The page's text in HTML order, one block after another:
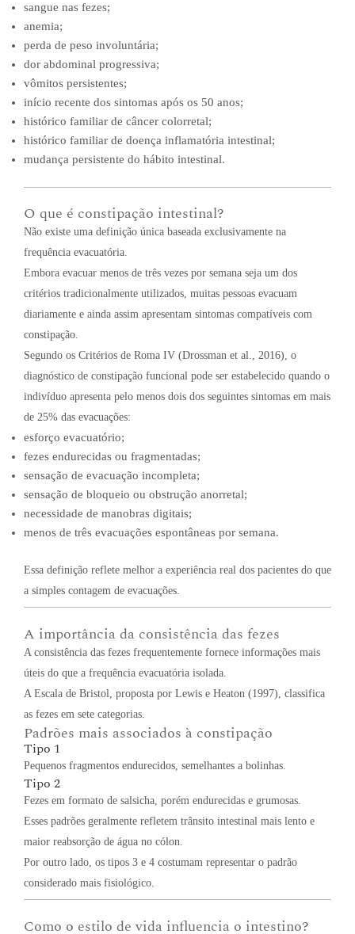
sangue nas fezes;
anemia;
perda de peso involuntária;
dor abdominal progressiva;
vômitos persistentes;
início recente dos sintomas após os 50 anos;
histórico familiar de câncer colorretal;
histórico familiar de doença inflamatória intestinal;
mudança persistente do hábito intestinal.
O que é constipação intestinal?
Não existe uma definição única baseada exclusivamente na
frequência evacuatória.
Embora evacuar menos de três vezes por semana seja um dos
critérios tradicionalmente utilizados, muitas pessoas evacuam
diariamente e ainda assim apresentam sintomas compatíveis com
constipação.
Segundo os Critérios de Roma IV (Drossman et al., 2016), o
diagnóstico de constipação funcional pode ser estabelecido quando o
indivíduo apresenta pelo menos dois dos seguintes sintomas em mais
de 25% das evacuações:
esforço evacuatório;
fezes endurecidas ou fragmentadas;
sensação de evacuação incompleta;
sensação de bloqueio ou obstrução anorretal;
necessidade de manobras digitais;
menos de três evacuações espontâneas por semana.
Essa definição reflete melhor a experiência real dos pacientes do que
a simples contagem de evacuações.
A importância da consistência das fezes
A consistência das fezes frequentemente fornece informações mais
úteis do que a frequência evacuatória isolada.
A Escala de Bristol, proposta por Lewis e Heaton (1997), classifica
as fezes em sete categorias.
Padrões mais associados à constipação
Tipo 1
Pequenos fragmentos endurecidos, semelhantes a bolinhas.
Tipo 2
Fezes em formato de salsicha, porém endurecidas e grumosas.
Esses padrões geralmente refletem trânsito intestinal mais lento e
maior reabsorção de água no cólon.
Por outro lado, os tipos 3 e 4 costumam representar o padrão
considerado mais fisiológico.
Como o estilo de vida influencia o intestino?